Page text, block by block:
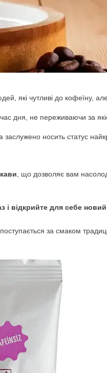
які чутливі до кофеїну,
дня, не переживаючи за
носить статус
, що дозволяє вам
відкрийте для себе новий
за смаком